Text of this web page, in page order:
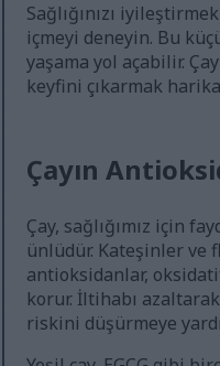
Sağlığınızı
içmeyi deneyin. Bu
yaşama yol açabilir.
keyfini çıkarmak
Çayın
Çay, sağlığımız için
ünlüdür. Kateşinler ve
antioksidanlar,
korur. İltihabı
riskini düşürmeye